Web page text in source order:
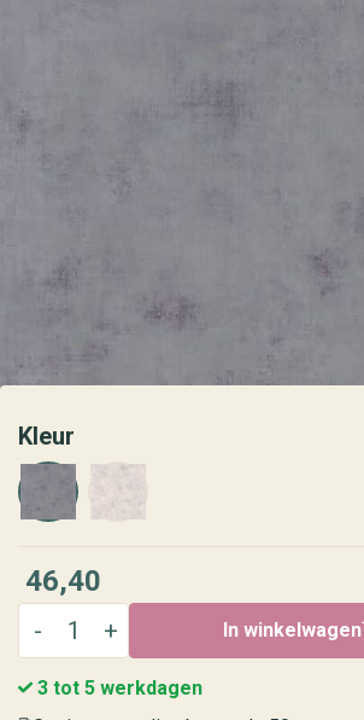
Kleur
46,40
In winkelwagen
3 tot 5 werkdagen